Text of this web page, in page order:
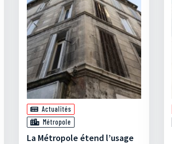
Actualités
Métropole
La Métropole étend l’usage